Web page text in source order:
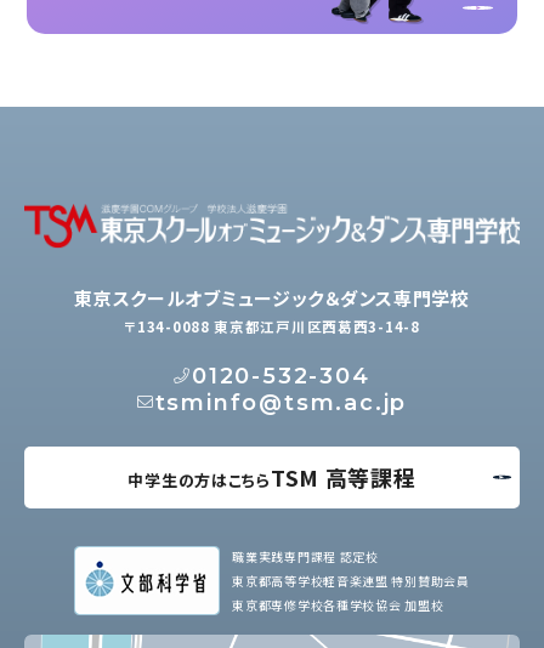
東京スクールオブミュージック＆ダンス専門学校
〒134-0088 東京都江戸川区西葛西3-14-8
0120-532-304
tsminfo@tsm.ac.jp
中学生の方はこちらTSM 高等課程
職業実践専門課程 認定校
東京都高等学校軽音楽連盟 特別賛助会員
東京都専修学校各種学校協会 加盟校